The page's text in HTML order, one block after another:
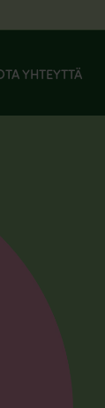
YHTEYTTÄ